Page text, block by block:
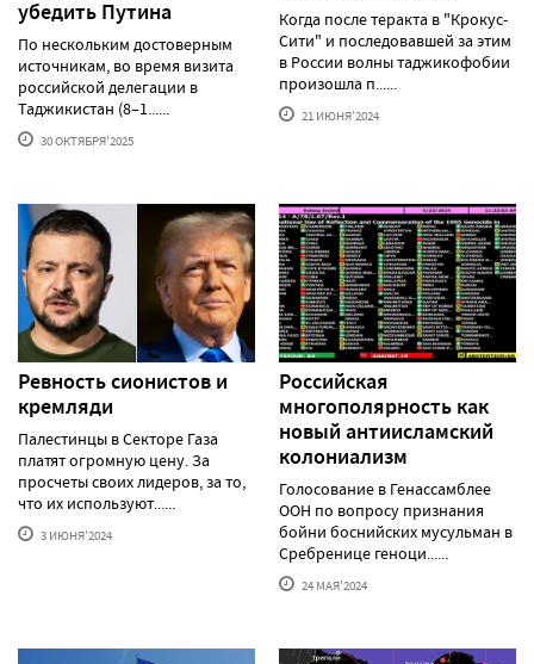
убедить Путина
По нескольким достоверным
источникам, во время визита
российской делегации в
Таджикистан (8–1......
30 ОКТЯБРЯ'2025
Когда после теракта в "Крокус-
Сити" и последовавшей за этим
в России волны таджикофобии
произошла п......
21 ИЮНЯ'2024
Ревность сионистов и
кремляди
Палестинцы в Секторе Газа
платят огромную цену. За
просчеты своих лидеров, за то,
что их используют......
3 ИЮНЯ'2024
Российская
многополярность как
новый антиисламский
колониализм
Голосование в Генассамблее
ООН по вопросу признания
бойни боснийских мусульман в
Сребренице геноци......
24 МАЯ'2024